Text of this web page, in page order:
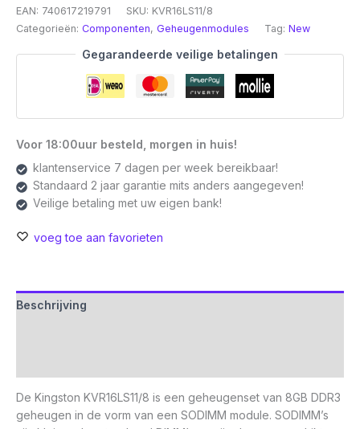
EAN: 740617219791 SKU: KVR16LS11/8
Categorieën: Componenten, Geheugenmodules Tag: New
Gegarandeerde veilige betalingen
Voor 18:00uur besteld, morgen in huis!
klantenservice 7 dagen per week bereikbaar!
Standaard 2 jaar garantie mits anders aangegeven!
Veilige betaling met uw eigen bank!
voeg toe aan favorieten
Beschrijving
De Kingston KVR16LS11/8 is een geheugenset van 8GB DDR3
geheugen in de vorm van een SODIMM module. SODIMM’s